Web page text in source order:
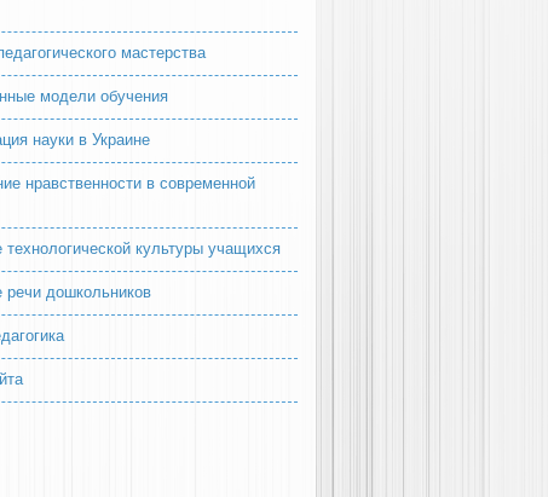
мастерства
модели обучения
науки в Украине
нравственности в современной
технологической культуры учащихся
речи дошкольников